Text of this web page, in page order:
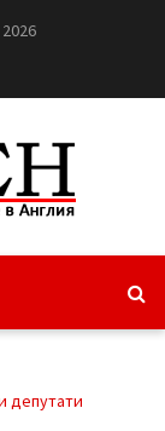
депутати